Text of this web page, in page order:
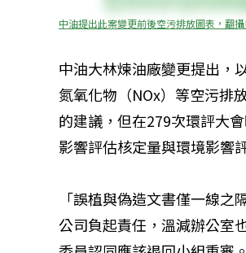
中油提出此案變更前後空污排放圖表，翻攝
中油大林煉油廠變更提出，
氮氧化物（NOx）等空污排
的建議，但在279次環評大
影響評估核定量與環境影響
「誤植與偽造文書僅一線
公司負起責任，溫減辦公室